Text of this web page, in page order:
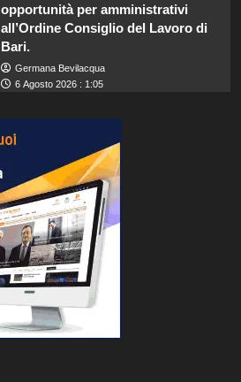
opportunità per amministrativi
all’Ordine Consiglio del Lavoro di
Bari.
Germana Bevilacqua
6 Agosto 2026 : 1:05